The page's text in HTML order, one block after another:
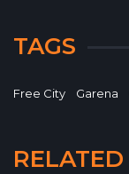
TAGS
Free City Garena
RELATED